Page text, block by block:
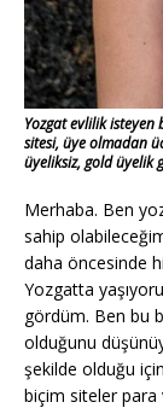
Yozgat evlilik isteyen
sitesi, üye olmadan
üyeliksiz, gold üyelik
Merhaba. Ben
sahip
daha öncesinde
Yozgatta
gördüm. Ben bu
olduğunu
şekilde olduğu
biçim siteler